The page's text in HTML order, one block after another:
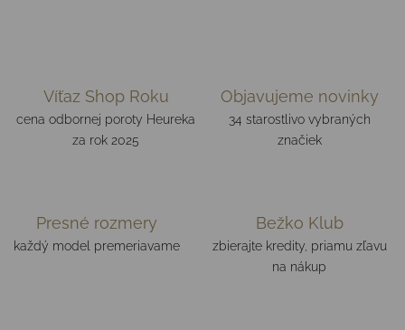
Víťaz Shop Roku
cena odbornej poroty Heureka
za rok 2025
Objavujeme novinky
34 starostlivo vybraných
značiek
Presné rozmery
každý model premeriavame
Bežko Klub
zbierajte kredity, priamu zľavu
na nákup